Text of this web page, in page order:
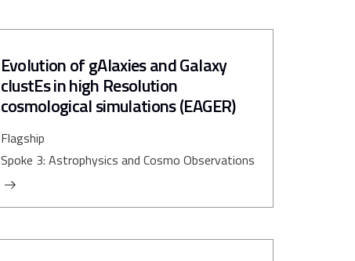
Evolution of gAlaxies and Galaxy
clustEs in high Resolution
cosmological simulations (EAGER)
Flagship
Spoke 3: Astrophysics and Cosmo Observations